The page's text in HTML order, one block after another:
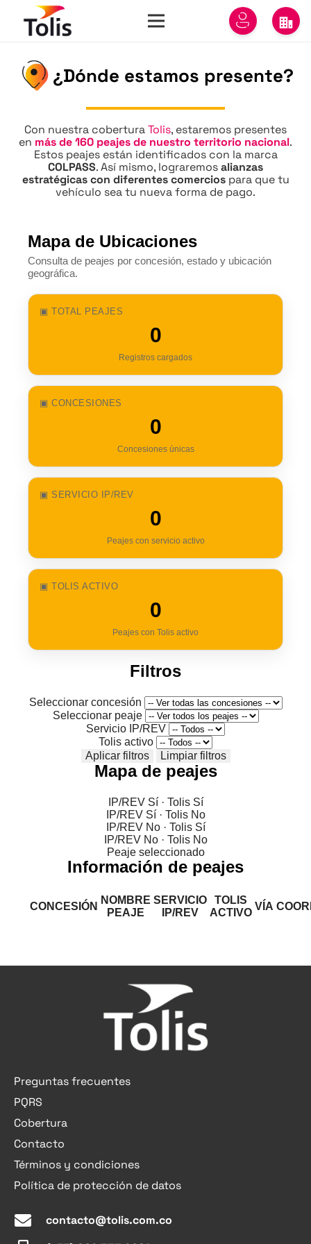
¿Dónde estamos presente?
Con nuestra coberturaTolis, estaremos presentes
en más de 160 peajes de nuestro territorio nacional.
Estos peajes están identificados con la marca
COLPASS. Así mismo, lograremosalianzas
estratégicas con diferentes comerciospara que tu
vehículo sea tu nueva forma de pago.
Mapa de Ubicaciones
Consulta de peajes por concesión, estado y ubicación
geográfica.
▣ TOTAL PEAJES
0
Registros cargados
▣ CONCESIONES
0
Concesiones únicas
▣ SERVICIO IP/REV
0
Peajes con servicio activo
▣ TOLIS ACTIVO
0
Peajes con Tolis activo
Filtros
Seleccionar concesión
Seleccionar peaje
Servicio IP/REV
Tolis activo
Aplicar filtros
Limpiar filtros
Mapa de peajes
IP/REV Sí · Tolis Sí
IP/REV Sí · Tolis No
IP/REV No · Tolis Sí
IP/REV No · Tolis No
Peaje seleccionado
Información de peajes
CONCESIÓN
NOMBRE
PEAJE
SERVICIO
IP/REV
TOLIS
ACTIVO
VÍA
Preguntas frecuentes
PQRS
Cobertura
Contacto
Términos y condiciones
Política de protección de datos
contacto@tolis.com.co